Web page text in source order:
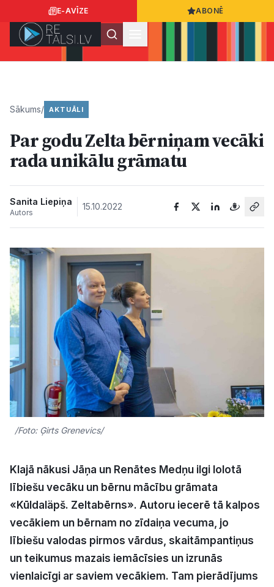
E-AVĪZE ABONĒ
Ziņas
Sports
Kultūra
Bizness
Video
Vieta
Sludinājumi
Pasākumi
Politiskā reklāma
Sākums/ AKTUĀLI
Par godu Zelta bērniņam vecāki
rada unikālu grāmatu
Sanita Liepiņa
Autors
15.10.2022
/Foto: Ģirts Grenevics/
Klajā nākusi Jāņa un Renātes Medņu ilgi lolotā
lībiešu vecāku un bērnu mācību grāmata
«Kūldaläpš. Zeltabērns». Autoru iecerē tā kalpos
vecākiem un bērnam no zīdaiņa vecuma, jo
lībiešu valodas pirmos vārdus, skaitāmpantiņus
un teikumus mazais iemācīsies un izrunās
vienlaicīgi ar saviem vecākiem. Tam pierādījums